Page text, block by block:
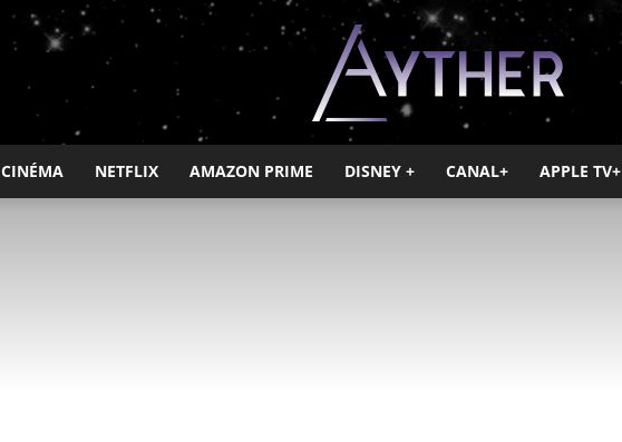
Ayther
CINÉMA NETFLIX AMAZON PRIME DISNEY + CANAL+ APPLE TV+